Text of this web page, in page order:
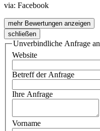
via: Facebook
mehr Bewertungen anzeigen
schließen
Unverbindliche Anfrage an
Website
Betreff der Anfrage
Ihre Anfrage
Vorname